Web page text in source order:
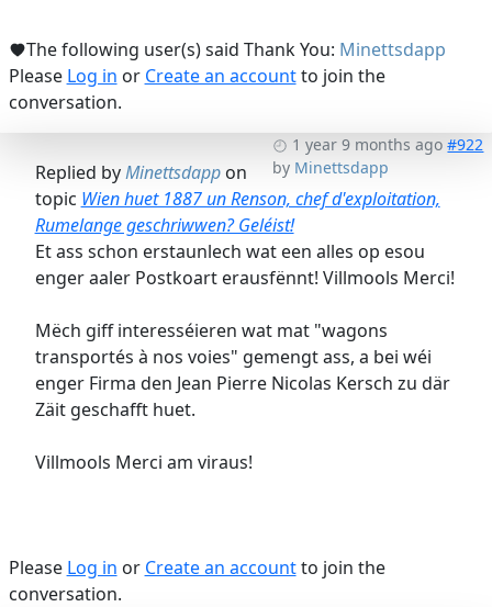
The following user(s) said Thank You: Minettsdapp
Please Log in or Create an accountto join the
conversation.
1 year 9 months ago #922
by Minettsdapp
Replied byMinettsdappon
topic Wien huet 1887 un Renson, chef d'exploitation,
Rumelange geschriwwen? Geléist!
Et ass schon erstaunlech wat een alles op esou
enger aaler Postkoart erausfënnt! Villmools Merci!
Mëch giff interesséieren wat mat "wagons
transportés à nos voies" gemengt ass, a bei wéi
enger Firma den Jean Pierre Nicolas Kersch zu där
Zäit geschafft huet.
Villmools Merci am viraus!
Please Log in or Create an accountto join the
conversation.